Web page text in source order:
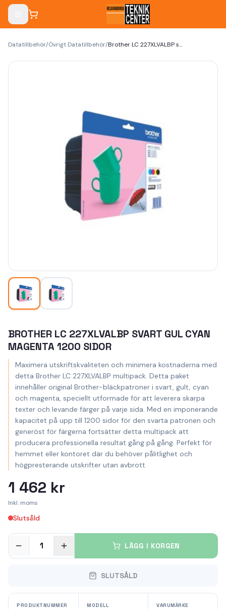
Datatillbehör/Övrigt Datatillbehör/ Brother LC 227XLVALBP svart Gul Cyan Magenta 1200 sidor
BROTHER LC 227XLVALBP SVART GUL CYAN
MAGENTA 1200 SIDOR
Maximera utskriftskvaliteten och minimera kostnaderna med
detta Brother LC 227XLVALBP multipack. Detta paket
innehåller original Brother-bläckpatroner i svart, gult, cyan
och magenta, speciellt utformade för att leverera skarpa
texter och levande färger på varje sida. Med en imponerande
kapacitet på upp till 1200 sidor för den svarta patronen och
generöst för färgerna fortsätter detta multipack att
producera professionella resultat gång på gång. Perfekt för
hemmet eller kontoret där du behöver pålitlighet och
högpresterande utskrifter utan avbrott.
1 462 kr
Inkl. moms
Slutsåld
1 LÄGG I KORGEN
SLUTSÅLD
PRODUKTNUMMER MODELL VARUMÄRKE